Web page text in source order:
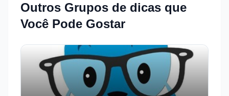
Outros Grupos de dicas que
Você Pode Gostar